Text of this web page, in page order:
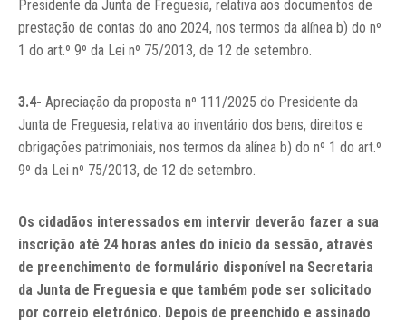
Presidente da Junta de Freguesia, relativa aos documentos de
prestação de contas do ano 2024, nos termos da alínea b) do nº
1 do art.º 9º da Lei nº 75/2013, de 12 de setembro.
3.4- Apreciação da proposta nº 111/2025 do Presidente da
Junta de Freguesia, relativa ao inventário dos bens, direitos e
obrigações patrimoniais, nos termos da alínea b) do nº 1 do art.º
9º da Lei nº 75/2013, de 12 de setembro.
Os cidadãos interessados em intervir deverão fazer a sua
inscrição até 24 horas antes do início da sessão, através
de preenchimento de formulário disponível na Secretaria
da Junta de Freguesia e que também pode ser solicitado
por correio eletrónico. Depois de preenchido e assinado